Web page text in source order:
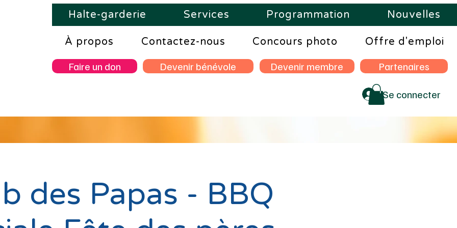
Halte-garderie Services Programmation Nouvelles
À propos Contactez-nous Concours photo Offre d'emploi
Faire un don Devenir bénévole Devenir membre Partenaires
Se connecter
des Papas - BBQ